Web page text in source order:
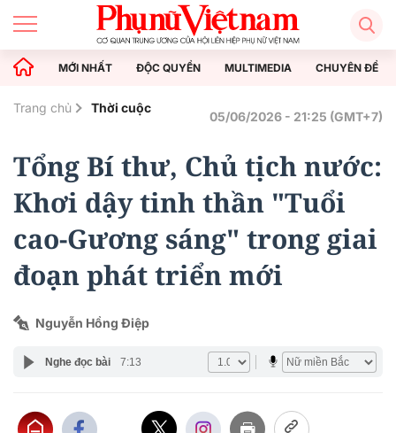
MỚI NHẤT ĐỘC QUYỀN MULTIMEDIA CHUYÊN ĐỀ
Trang chủ Thời cuộc
05/06/2026 - 21:25 (GMT+7)
Tổng Bí thư, Chủ tịch nước:
Khơi dậy tinh thần "Tuổi
cao-Gương sáng" trong giai
đoạn phát triển mới
Nguyễn Hồng Điệp
Nghe đọc bài 7:13